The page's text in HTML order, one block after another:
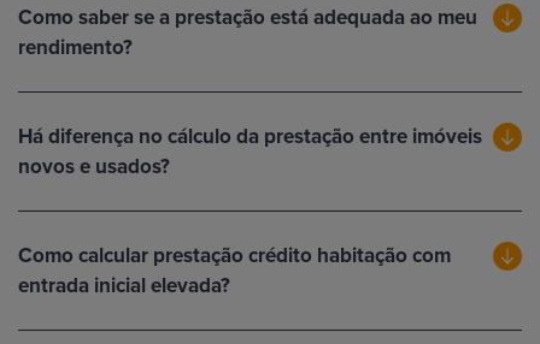
Como saber se a prestação está adequada ao meu
rendimento?
Há diferença no cálculo da prestação entre imóveis
novos e usados?
Como calcular prestação crédito habitação com
entrada inicial elevada?